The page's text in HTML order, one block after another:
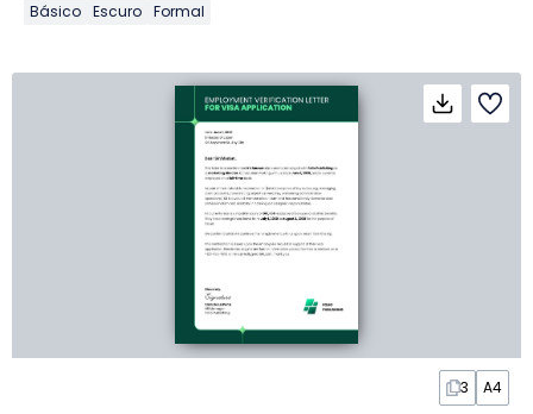
Básico Escuro Formal
3 A4